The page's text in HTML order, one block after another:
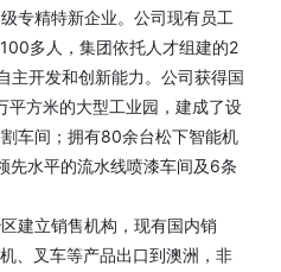
专精特新企业。公司现有员工
多人，集团依托人才组建的2
主开发和创新能力。公司获得国
方米的大型工业园，建成了设
车间；拥有80余台松下智能机
先水平的流水线喷漆车间及6条
建立销售机构，现有国内销
、叉车等产品出口到澳洲，非